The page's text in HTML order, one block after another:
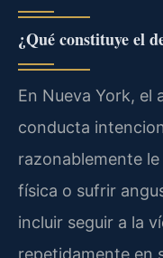
¿Qué constituye el
En Nueva York, el
conducta
razonablemente
física o sufrir
incluir seguir a la
repetidamente en